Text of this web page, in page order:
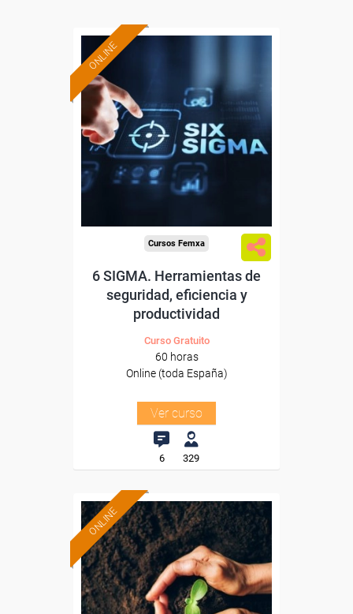
ONLINE
Formación 100%
subvencionada.
Para desempleados,
trabajadores y autónomos.
Sector
-Metal.
Cursos Femxa
6 SIGMA. Herramientas de
seguridad, eficiencia y
productividad
Curso Gratuito
60 horas
Online (toda España)
Ver curso
6 329
ONLINE
Formación 100%
subvencionada.
Para desempleados,
trabajadores y autónomos.